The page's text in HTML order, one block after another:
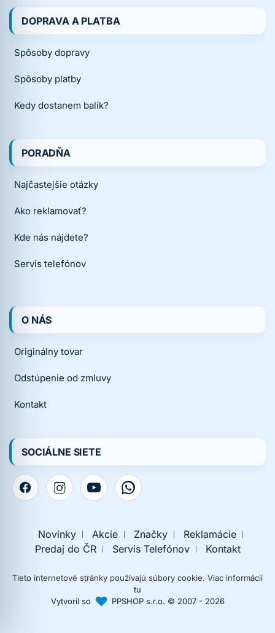
DOPRAVA A PLATBA
Spôsoby dopravy
Spôsoby platby
Kedy dostanem balík?
PORADŇA
Najčastejšie otázky
Ako reklamovať?
Kde nás nájdete?
Servis telefónov
O NÁS
Originálny tovar
Odstúpenie od zmluvy
Kontakt
SOCIÁLNE SIETE
Novinky Akcie Značky
Reklamácie
Predaj do ČR
Servis Telefónov Kontakt
Tieto internetové stránky používajú súbory cookie. Viac informácií
tu
Vytvoril so
PPSHOP s.r.o. © 2007 - 2026